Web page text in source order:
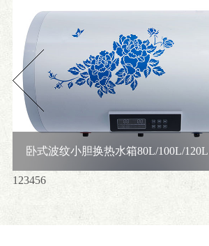
卧式波纹小胆换热水箱80L/100L/120L
123456